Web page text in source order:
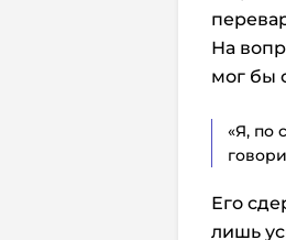
На
мог бы
«Я, по
Его
лишь